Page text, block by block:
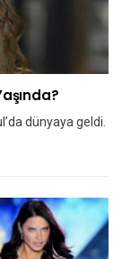
dünyaya geldi.